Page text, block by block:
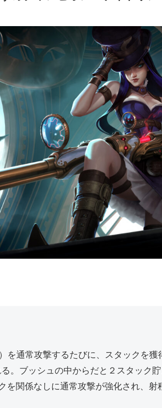
を通常攻撃するたびに、スタックを獲
。ブッシュの中からだと２スタック貯
を関係なしに通常攻撃が強化され、射